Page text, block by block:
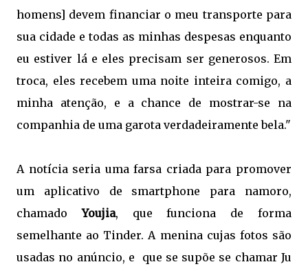
homens] devem financiar o meu transporte para
sua cidade e todas as minhas despesas enquanto
eu estiver lá e eles precisam ser generosos. Em
troca, eles recebem uma noite inteira comigo, a
minha atenção, e a chance de mostrar-se na
companhia de uma garota verdadeiramente bela."
A notícia seria uma farsa criada para promover
um aplicativo de smartphone para namoro,
chamadoYoujia, que funciona de forma
semelhante ao Tinder. A menina cujas fotos são
usadas no anúncio, e que se supõe se chamar Ju